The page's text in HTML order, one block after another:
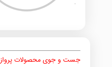
جست و جوی محصولات پرواز